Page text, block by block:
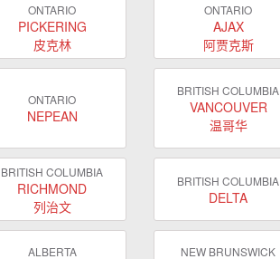
ONTARIO
PICKERING
皮克林
ONTARIO
AJAX
阿贾克斯
ONTARIO
NEPEAN
BRITISH COLUMBIA
VANCOUVER
温哥华
BRITISH COLUMBIA
RICHMOND
列治文
BRITISH COLUMBIA
DELTA
ALBERTA NEW BRUNSWICK